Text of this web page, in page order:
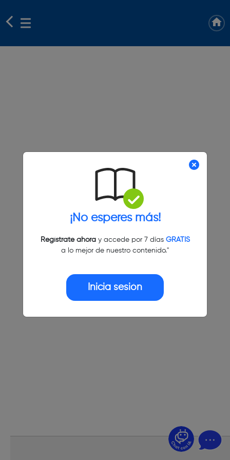
¡No esperes más!
Regístrate ahoray accede por 7 días GRATIS
a lo mejor de nuestro contenido."
Inicia sesión